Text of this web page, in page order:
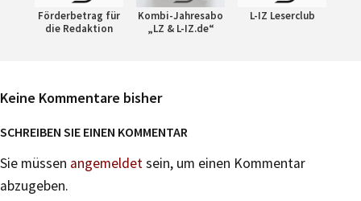
Förderbetrag für
die Redaktion
Kombi-Jahresabo
„LZ & L-IZ.de“
L-IZ Leserclub
Keine Kommentare bisher
SCHREIBEN SIE EINEN KOMMENTAR
Sie müssen angemeldetsein, um einen Kommentar
abzugeben.